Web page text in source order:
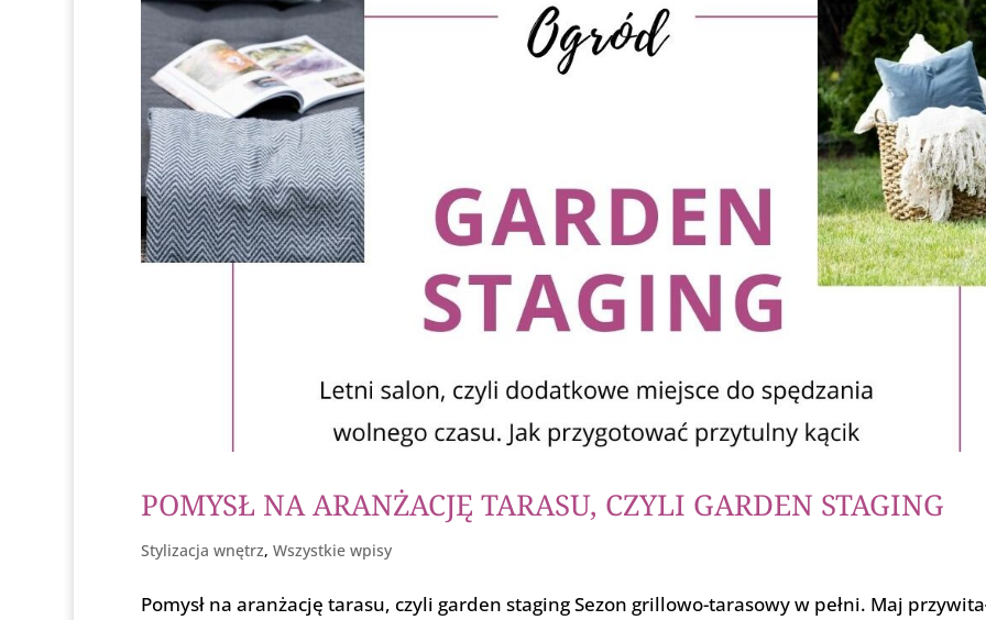
POMYSŁ NA ARANŻACJĘ TARASU, CZYLI GARDEN STAGING
Stylizacja wnętrz, Wszystkie wpisy
Pomysł na aranżację tarasu, czyli garden staging Sezon grillowo-tarasowy w pełni. Maj